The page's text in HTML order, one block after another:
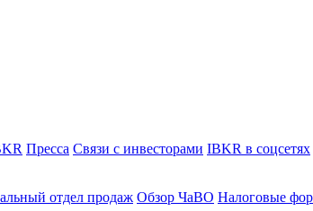
Пресса Связи с инвесторами IBKR в соцсетях
отдел продаж Обзор ЧаВО Налоговые